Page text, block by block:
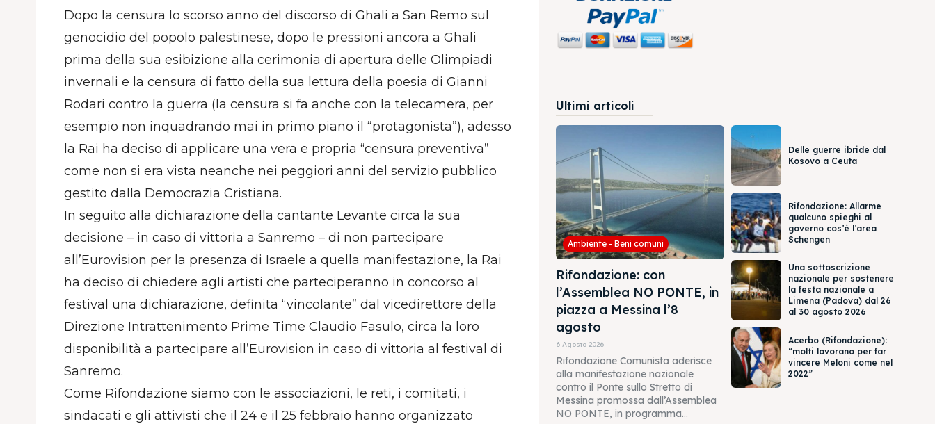
Dopo la censura lo scorso anno del discorso di Ghali a San Remo sul
genocidio del popolo palestinese, dopo le pressioni ancora a Ghali
prima della sua esibizione alla cerimonia di apertura delle Olimpiadi
invernali e la censura di fatto della sua lettura della poesia di Gianni
Rodari contro la guerra (la censura si fa anche con la telecamera, per
esempio non inquadrando mai in primo piano il “protagonista”), adesso
la Rai ha deciso di applicare una vera e propria “censura preventiva”
come non si era vista neanche nei peggiori anni del servizio pubblico
gestito dalla Democrazia Cristiana.
In seguito alla dichiarazione della cantante Levante circa la sua
decisione – in caso di vittoria a Sanremo – di non partecipare
all’Eurovision per la presenza di Israele a quella manifestazione, la Rai
ha deciso di chiedere agli artisti che parteciperanno in concorso al
festival una dichiarazione, definita “vincolante” dal vicedirettore della
Direzione Intrattenimento Prime Time Claudio Fasulo, circa la loro
disponibilità a partecipare all’Eurovision in caso di vittoria al festival di
Sanremo.
Come Rifondazione siamo con le associazioni, le reti, i comitati, i
sindacati e gli attivisti che il 24 e il 25 febbraio hanno organizzato
Ultimi articoli
Ambiente - Beni comuni
Rifondazione: con
l’Assemblea NO PONTE, in
piazza a Messina l’8
agosto
6 Agosto 2026
Rifondazione Comunista aderisce
alla manifestazione nazionale
contro il Ponte sullo Stretto di
Messina promossa dall’Assemblea
NO PONTE, in programma...
Delle guerre ibride dal
Kosovo a Ceuta
Rifondazione: Allarme
qualcuno spieghi al
governo cos’è l’area
Schengen
Una sottoscrizione
nazionale per sostenere
la festa nazionale a
Limena (Padova) dal 26
al 30 agosto 2026
Acerbo (Rifondazione):
“molti lavorano per far
vincere Meloni come nel
2022”